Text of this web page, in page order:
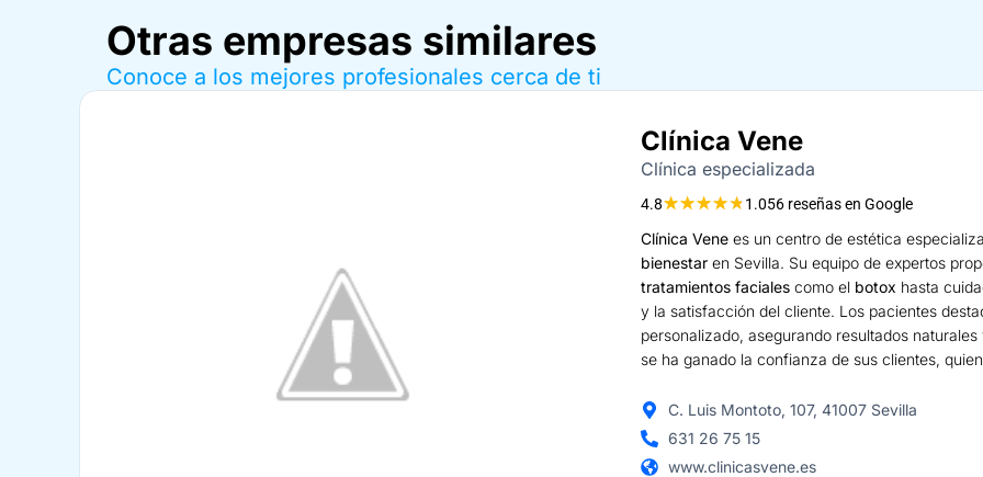
Otras empresas similares
Conoce a los mejores profesionales cerca de ti
Clínica Vene
Clínica especializada
4.8★★★★★ 1.056 reseñas en Google
Clínica Vene es un centro de estética
bienestar en Sevilla. Su equipo de expertos
tratamientos faciales como el botox hasta
y la satisfacción del cliente. Los pacientes
personalizado, asegurando resultados
se ha ganado la confianza de sus clientes,
C. Luis Montoto, 107, 41007 Sevilla
631 26 75 15
www.clinicasvene.es